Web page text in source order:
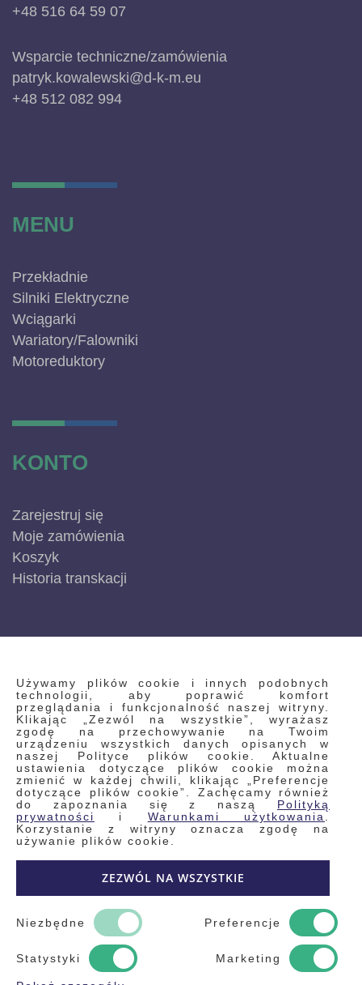
Używamy plików cookie i innych podobnych
technologii, aby poprawić komfort
przeglądania i funkcjonalność naszej witryny.
Klikając „Zezwól na wszystkie”, wyrażasz
zgodę na przechowywanie na Twoim
urządzeniu wszystkich danych opisanych w
naszej Polityce plików cookie. Aktualne
ustawienia dotyczące plików cookie można
zmienić w każdej chwili, klikając „Preferencje
dotyczące plików cookie”. Zachęcamy również
do zapoznania się z naszą Polityką
prywatności
i Warunkami użytkowania
Korzystanie z witryny oznacza zgodę na
używanie plików cookie.
ZEZWÓL NA WSZYSTKIE
Niezbędne Preferencje
Statystyki Marketing
+48 516 64 59 07
Wsparcie techniczne/zamówienia
patryk.kowalewski@d-k-m.eu
+48 512 082 994
MENU
Przekładnie
Silniki Elektryczne
Wciągarki
Wariatory/Falowniki
Motoreduktory
KONTO
Zarejestruj się
Moje zamówienia
Koszyk
Historia transkacji
INFORMACJE
Regulamin
Polityka prywatności i pliki cookie
Wyszukiwane frazy
Wyszukiwanie zaawansowane
Zamówienia
Skontaktuj się z nami
Odstąp od umowy
Kontakt